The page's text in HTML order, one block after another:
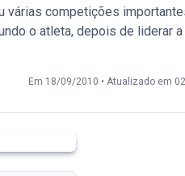
várias competições
o atleta, depois de liderar
Em 18/09/2010 • Atualizado em